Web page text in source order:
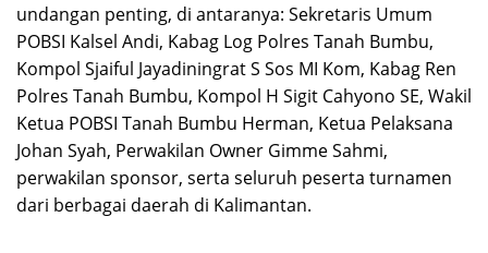
undangan penting, di antaranya: Sekretaris Umum
POBSI Kalsel Andi, Kabag Log Polres Tanah Bumbu,
Kompol Sjaiful Jayadiningrat S Sos MI Kom, Kabag Ren
Polres Tanah Bumbu, Kompol H Sigit Cahyono SE, Wakil
Ketua POBSI Tanah Bumbu Herman, Ketua Pelaksana
Johan Syah, Perwakilan Owner Gimme Sahmi,
perwakilan sponsor, serta seluruh peserta turnamen
dari berbagai daerah di Kalimantan.